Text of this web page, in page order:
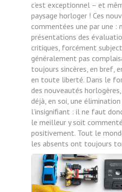
c’est exceptionnel – et
paysage horloger ! Ces
commentées une par une :
présentations des
critiques, forcément
généralement pas
toujours sincères, en bref,
en toute liberté. Dans le
des nouveautés
déjà, en soi, une
l’insignifiant : il ne faut
le meilleur y soit
positivement. Tout le
les absents ont toujours